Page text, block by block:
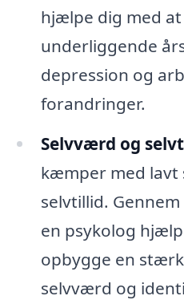
hjælpe dig med
underliggende
depression og
forandringer.
Selvværd og
kæmper med
selvtillid.
en psykolog
opbygge en
selvværd og